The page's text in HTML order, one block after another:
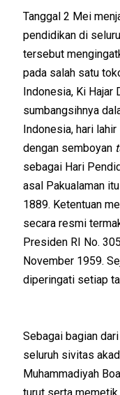
Tanggal 2 Mei
pendidikan di
tersebut
pada salah satu
Indonesia, Ki Hajar
sumbangsihnya
Indonesia, hari
dengan semboyan
sebagai Hari
asal Pakualaman
1889. Ketentuan
secara resmi
Presiden RI No.
November 1959.
diperingati setiap
Sebagai bagian
seluruh sivitas
Muhammadiyah